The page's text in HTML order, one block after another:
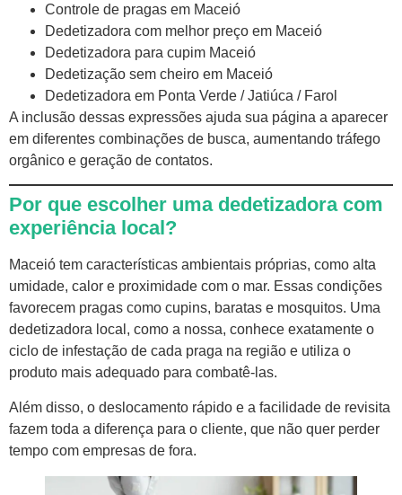
Controle de pragas em Maceió
Dedetizadora com melhor preço em Maceió
Dedetizadora para cupim Maceió
Dedetização sem cheiro em Maceió
Dedetizadora em Ponta Verde / Jatiúca / Farol
A inclusão dessas expressões ajuda sua página a aparecer
em diferentes combinações de busca, aumentando tráfego
orgânico e geração de contatos.
Por que escolher uma dedetizadora com
experiência local?
Maceió tem características ambientais próprias, como alta
umidade, calor e proximidade com o mar. Essas condições
favorecem pragas como cupins, baratas e mosquitos. Uma
dedetizadora local, como a nossa, conhece exatamente o
ciclo de infestação de cada praga na região e utiliza o
produto mais adequado para combatê-las.
Além disso, o deslocamento rápido e a facilidade de revisita
fazem toda a diferença para o cliente, que não quer perder
tempo com empresas de fora.